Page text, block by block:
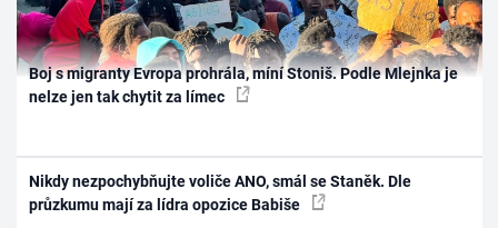
Boj s migranty Evropa prohrála, míní Stoniš. Podle Mlejnka je
nelze jen tak chytit za límec
Nikdy nezpochybňujte voliče ANO, smál se Staněk. Dle
průzkumu mají za lídra opozice Babiše